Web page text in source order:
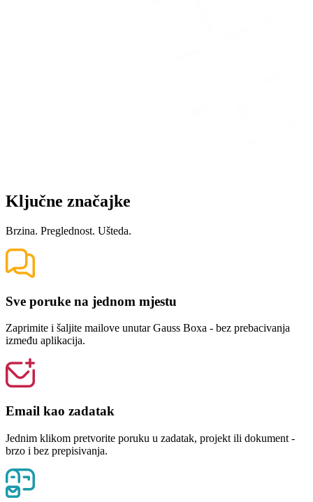
Ključne značajke
Brzina. Preglednost. Ušteda.
Sve poruke na jednom mjestu
Zaprimite i šaljite mailove unutar Gauss Boxa - bez prebacivanja
između aplikacija.
Email kao zadatak
Jednim klikom pretvorite poruku u zadatak, projekt ili dokument -
brzo i bez prepisivanja.